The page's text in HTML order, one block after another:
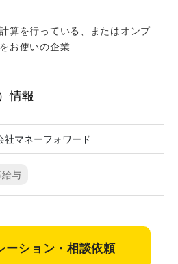
算を行っている、またはオンプ
お使いの企業
情報
社マネーフォワード
給与
ーション・相談依頼